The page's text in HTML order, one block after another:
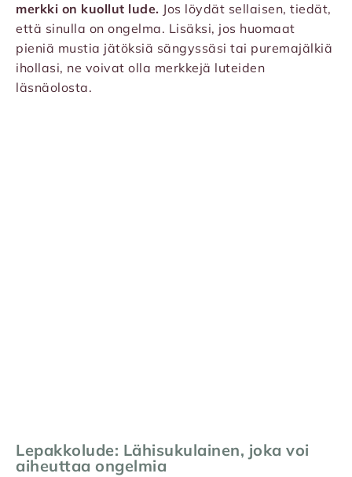
merkki on kuollut lude. Jos löydät sellaisen, tiedät,
että sinulla on ongelma. Lisäksi, jos huomaat
pieniä mustia jätöksiä sängyssäsi tai puremajälkiä
ihollasi, ne voivat olla merkkejä luteiden
läsnäolosta.
Lepakkolude: Lähisukulainen, joka voi
aiheuttaa ongelmia